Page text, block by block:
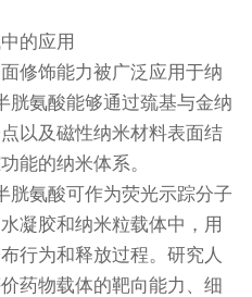
的应用
修饰能力被广泛应用于纳
胱氨酸能够通过巯基与金纳
以及磁性纳米材料表面结
能的纳米体系。
胱氨酸可作为荧光示踪分子
凝胶和纳米粒载体中，用
行为和释放过程。研究人
药物载体的靶向能力、细